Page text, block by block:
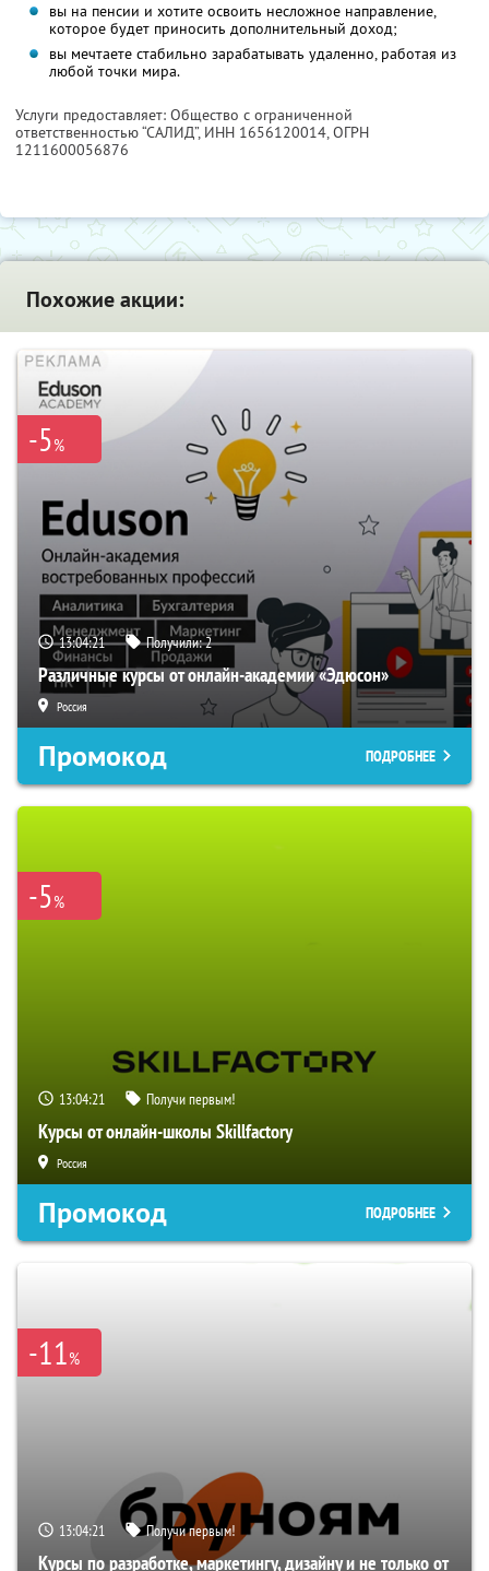
вы на пенсии и хотите освоить несложное направление,
которое будет приносить дополнительный доход;
вы мечтаете стабильно зарабатывать удаленно, работая из
любой точки мира.
Услуги предоставляет: Общество с ограниченной
ответственностью “САЛИД”, ИНН 1656120014, ОГРН
1211600056876
Похожие акции:
-5%
13:04:20 Получили:2
Различные курсы от онлайн-академии «Эдюсон»
Россия
Промокод ПОДРОБНЕЕ
-5%
13:04:20 Получи первым!
Курсы от онлайн-школы Skillfactory
Россия
Промокод ПОДРОБНЕЕ
-11%
13:04:20 Получи первым!
Курсы по разработке, маркетингу, дизайну и не только от